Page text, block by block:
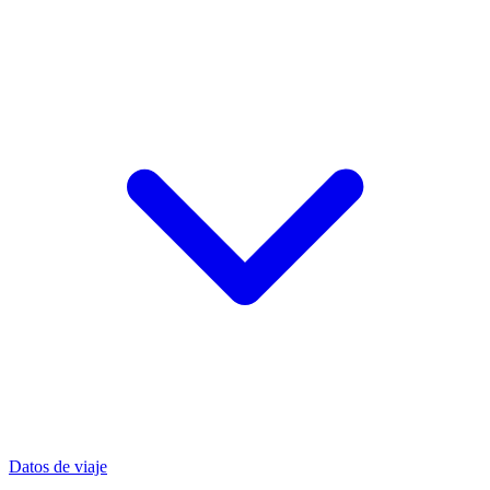
Datos de viaje